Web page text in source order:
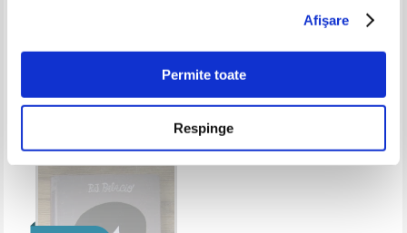
Afişare
Permite toate
Respinge